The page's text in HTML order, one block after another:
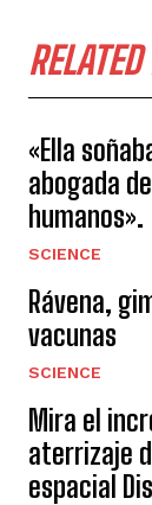
«Ella
abogada
humanos».
SCIENCE
Rávena,
vacunas
SCIENCE
Mira el
aterrizaje
espacial